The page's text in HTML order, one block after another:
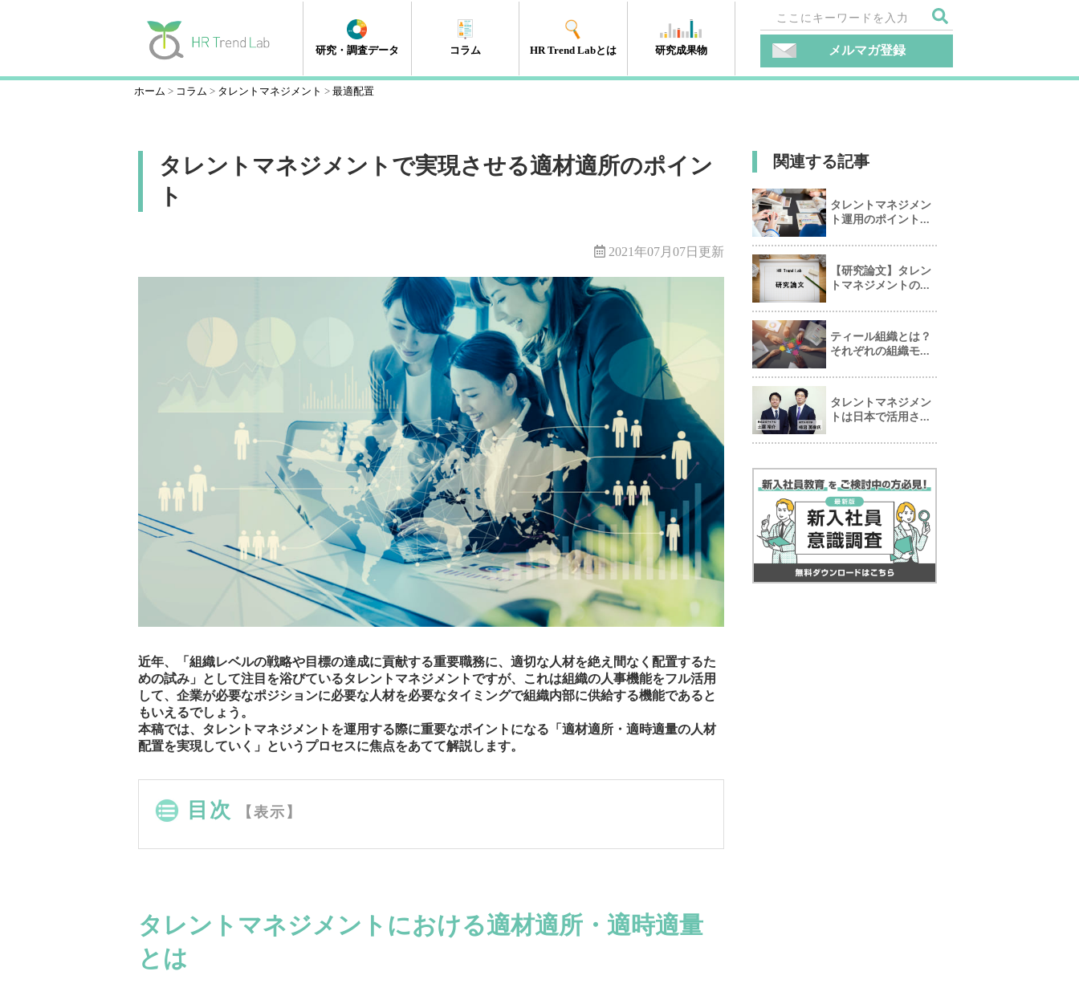
研究・調査データ コラム HR Trend Labとは 研究成果物 メルマガ登録
ホーム コラム タレントマネジメント 最適配置
タレントマネジメントで実現させる適材適所のポイン
ト
2021年07月07日更新
近年、「組織レベルの戦略や目標の達成に貢献する重要職務に、適切な人材を絶え間なく配置するた
めの試み」として注目を浴びているタレントマネジメントですが、これは組織の人事機能をフル活用
して、企業が必要なポジションに必要な人材を必要なタイミングで組織内部に供給する機能であると
もいえるでしょう。
本稿では、タレントマネジメントを運用する際に重要なポイントになる「適材適所・適時適量の人材
配置を実現していく」というプロセスに焦点をあてて解説します。
目次 【表示】
タレントマネジメントにおける適材適所・適時適量
とは
関連する記事
タレントマネジメン
ト運用のポイント...
【研究論文】タレン
トマネジメントの...
ティール組織とは？
それぞれの組織モ...
タレントマネジメン
トは日本で活用さ...